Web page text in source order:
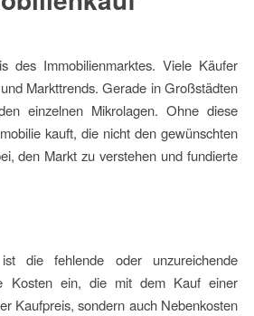
des Immobilienmarktes. Viele Käufer
Markttrends. Gerade in Großstädten
einzelnen Mikrolagen. Ohne diese
kauft, die nicht den gewünschten
den Markt zu verstehen und fundierte
die fehlende oder unzureichende
Kosten ein, die mit dem Kauf einer
Kaufpreis, sondern auch Nebenkosten